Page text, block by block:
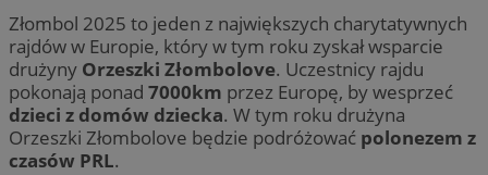
Złombol 2025 to jeden z największych charytatywnych
rajdów w Europie, który w tym roku zyskał wsparcie
drużyny Orzeszki Złombolove. Uczestnicy rajdu
pokonają ponad 7000km przez Europę, by wesprzeć
dzieci z domów dziecka. W tym roku drużyna
Orzeszki Złombolove będzie podróżować polonezem z
czasów PRL.